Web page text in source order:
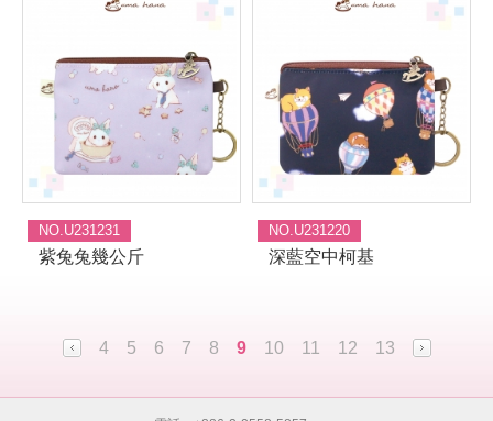
NO.U231231
紫兔兔幾公斤
NO.U231220
深藍空中柯基
4 5 6 7 8 9 10 11 12 13